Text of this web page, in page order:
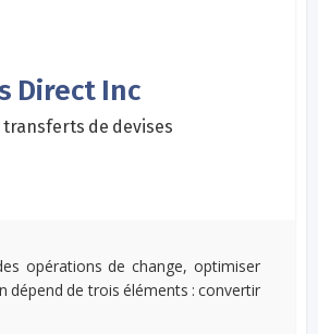
Direct Inc
de devises
opérations de change, optimiser
dépend de trois éléments : convertir